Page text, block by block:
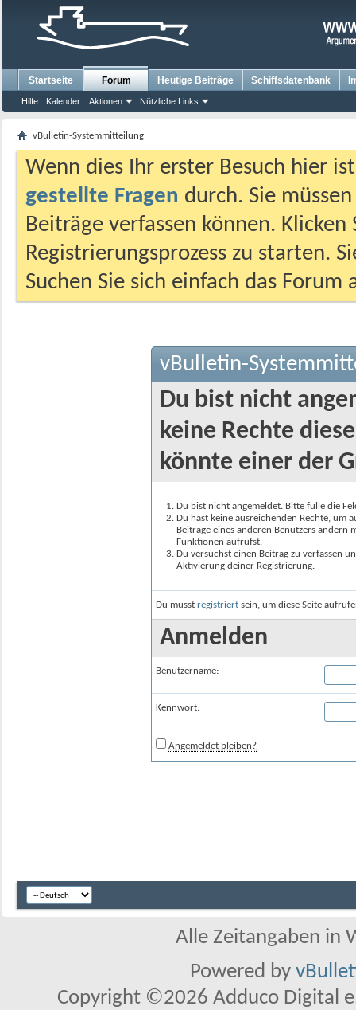
Startseite Forum
Hilfe Kalender Aktionen Nützliche Links
Heutige Beiträge Schiffsdatenbank
vBulletin-Systemmitteilung
Wenn dies Ihr erster Besuch hier
gestellte Fragen durch. Sie
Beiträge verfassen können.
Registrierungsprozess zu starten.
Suchen Sie sich einfach das
vBulletin-
Du bist nicht
keine Rechte
könnte einer der
Du bist nicht angemeldet. Bitte fülle die
Du hast keine ausreichenden Rechte, um
Beiträge eines anderen Benutzers
Funktionen aufrufst.
Du versuchst einen Beitrag zu verfassen
Aktivierung deiner Registrierung.
Du musst registriert sein, um diese Seite
Anmelden
Benutzername:
Kennwort:
Angemeldet bleiben?
Alle Zeitangaben in
Powered by
Copyright ©2026 Adduco Digital